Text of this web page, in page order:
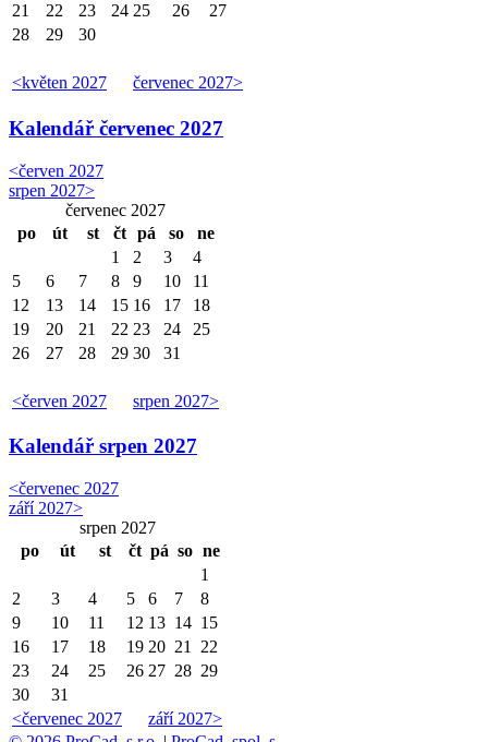
<květen 2027 červenec 2027>
21
22 23 24 25 26
27
28
29 30
Kalendář červenec 2027
<červen 2027
srpen 2027>
červenec 2027
po
út st čt pá so ne
<červen 2027 srpen 2027>
1 2 3
4
5
6 7 8 9 10
11
12
13 14 15 16 17
18
19
20 21 22 23 24
25
26
27 28 29 30 31
Kalendář srpen 2027
<červenec 2027
září 2027>
srpen 2027
po
út st čt pá so ne
<červenec 2027 září 2027>
1
2
3 4 5 6 7
8
9
10 11 12 13 14 15
16
17 18 19 20 21
22
23
24 25 26 27 28 29
30
31